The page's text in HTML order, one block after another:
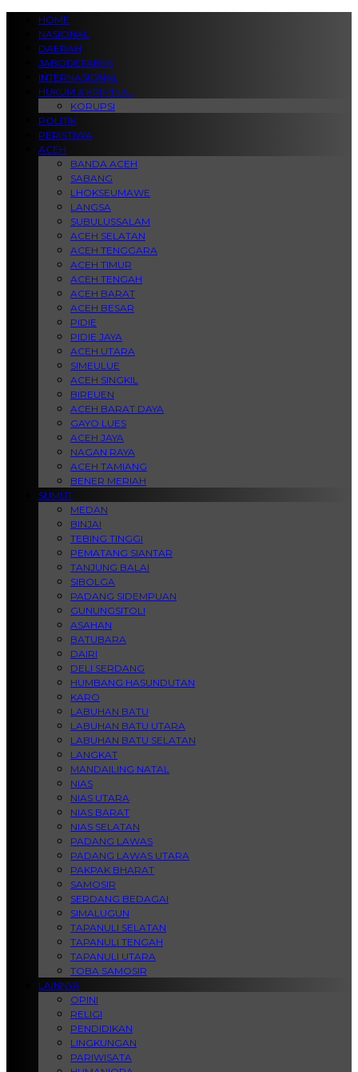
HOME
NASIONAL
DAERAH
JABODETABEK
INTERNASIONAL
HUKUM & KRIMINAL
KORUPSI
POLITIK
PERISTIWA
ACEH
BANDA ACEH
SABANG
LHOKSEUMAWE
LANGSA
SUBULUSSALAM
ACEH SELATAN
ACEH TENGGARA
ACEH TIMUR
ACEH TENGAH
ACEH BARAT
ACEH BESAR
PIDIE
PIDIE JAYA
ACEH UTARA
SIMEULUE
ACEH SINGKIL
BIREUEN
ACEH BARAT DAYA
GAYO LUES
ACEH JAYA
NAGAN RAYA
ACEH TAMIANG
BENER MERIAH
SUMUT
MEDAN
BINJAI
TEBING TINGGI
PEMATANG SIANTAR
TANJUNG BALAI
SIBOLGA
PADANG SIDEMPUAN
GUNUNGSITOLI
ASAHAN
BATUBARA
DAIRI
DELI SERDANG
HUMBANG HASUNDUTAN
KARO
LABUHAN BATU
LABUHAN BATU UTARA
LABUHAN BATU SELATAN
LANGKAT
MANDAILING NATAL
NIAS
NIAS UTARA
NIAS BARAT
NIAS SELATAN
PADANG LAWAS
PADANG LAWAS UTARA
PAKPAK BHARAT
SAMOSIR
SERDANG BEDAGAI
SIMALUGUN
TAPANULI SELATAN
TAPANULI TENGAH
TAPANULI UTARA
TOBA SAMOSIR
LAINNYA
OPINI
RELIGI
PENDIDIKAN
LINGKUNGAN
PARIWISATA